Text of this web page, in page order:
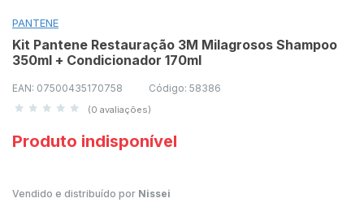
PANTENE
Kit Pantene Restauração 3M Milagrosos Shampoo
350ml + Condicionador 170ml
EAN: 07500435170758 Código: 58386
(0 avaliações)
Produto indisponível
Vendido e distribuído por Nissei